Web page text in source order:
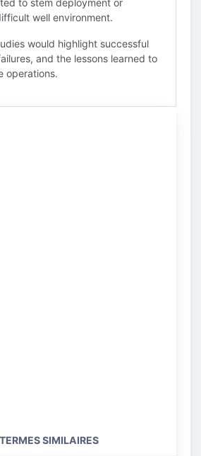
to stem deployment or
well environment.
would highlight successful
and the lessons learned to
operations.
TERMES SIMILAIRES